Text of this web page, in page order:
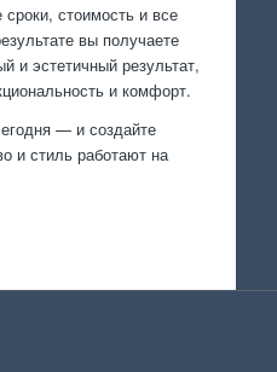
стоимость и все
вы получаете
и эстетичный результат,
и комфорт.
— и создайте
и стиль работают на